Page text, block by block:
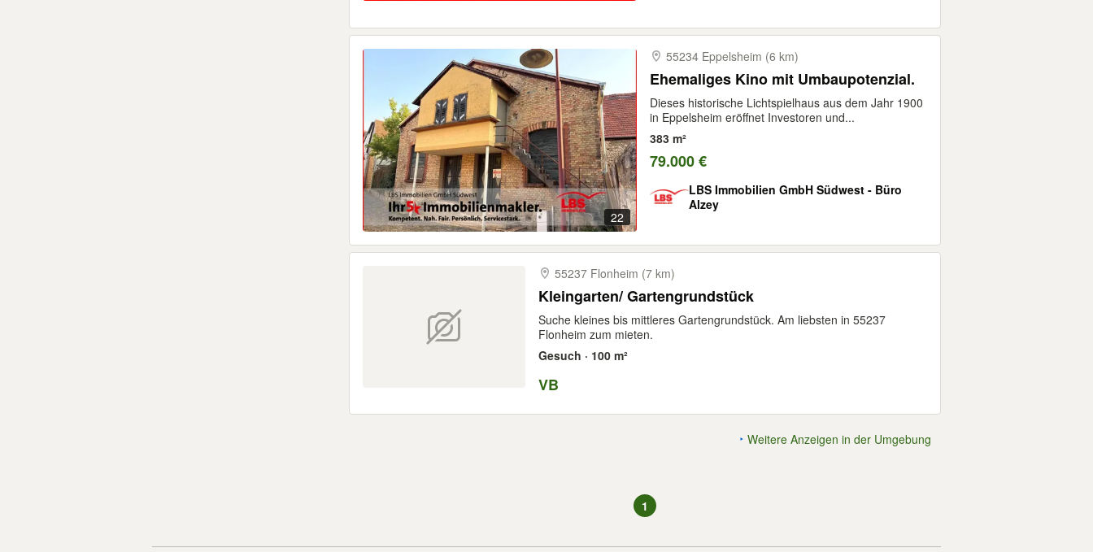
22
55234 Eppelsheim (6 km)
Ehemaliges Kino mit Umbaupotenzial.
Dieses historische Lichtspielhaus aus dem Jahr 1900
in Eppelsheim eröffnet Investoren und...
383 m²
79.000 €
LBS Immobilien GmbH Südwest - Büro
Alzey
55237 Flonheim (7 km)
Kleingarten/ Gartengrundstück
Suche kleines bis mittleres Gartengrundstück. Am liebsten in 55237
Flonheim zum mieten.
Gesuch · 100 m²
VB
Weitere Anzeigen in der Umgebung
1